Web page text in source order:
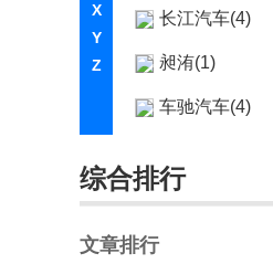
X
Y
Z
长江汽车(4)
昶洧(1)
车驰汽车(4)
橙仕(1)
创维汽车(1219)
综合排行
文章排行